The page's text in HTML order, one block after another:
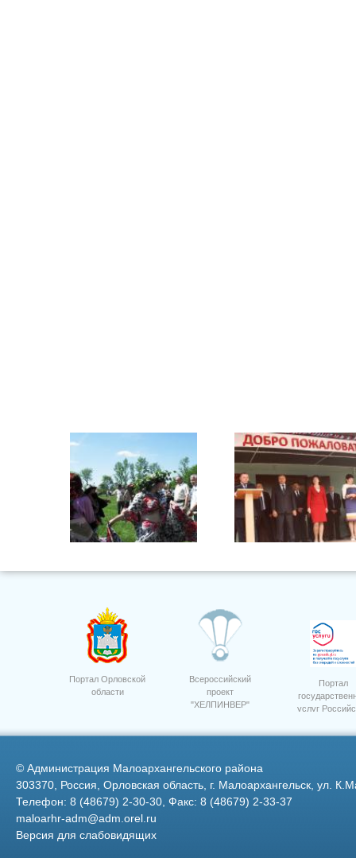
Фото 33
Портал Орловской
области
Всероссийский
проект
"ХЕЛПИНВЕР"
Портал
услуг
© Администрация Малоархангельского района
303370, Россия, Орловская область, г. Малоархангельск, ул.
Телефон: 8 (48679) 2-30-30, Факс: 8 (48679) 2-33-37
maloarhr-adm@adm.orel.ru
Версия для слабовидящих